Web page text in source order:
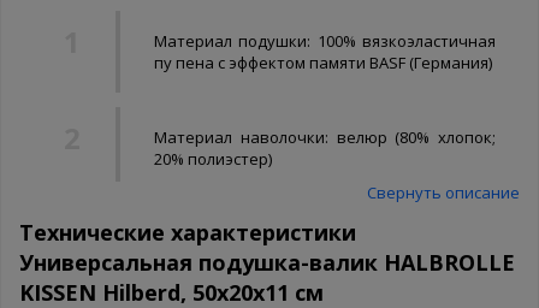
Материал подушки: 100% вязкоэластичная
пу пена с эффектом памяти BASF (Германия)
Материал наволочки: велюр (80% хлопок;
20% полиэстер)
Свернуть описание
Технические характеристики
Универсальная подушка-валик HALBROLLE
KISSEN Hilberd, 50х20х11 см